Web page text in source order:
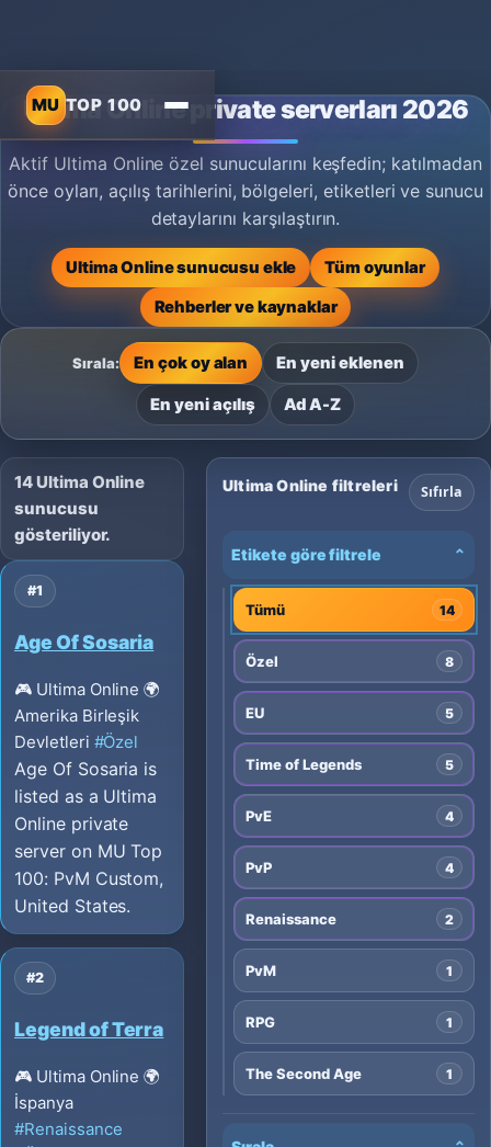
MU TOP 100
Ultima Online private serverları 2026
Aktif Ultima Online özel sunucularını keşfedin; katılmadan
önce oyları, açılış tarihlerini, bölgeleri, etiketleri ve sunucu
detaylarını karşılaştırın.
Ultima Online sunucusu ekle
Tüm oyunlar
Rehberler ve kaynaklar
Sırala: En çok oy alan En yeni eklenen
En yeni açılış Ad A-Z
14 Ultima Online
sunucusu
gösteriliyor.
#1
Age Of Sosaria
🎮 Ultima Online 🌍
Amerika Birleşik
Devletleri #Özel
Age Of Sosaria is
listed as a Ultima
Online private
server on MU Top
100: PvM Custom,
United States.
#2
Legend of Terra
🎮 Ultima Online 🌍
İspanya
#Renaissance
Ultima Online filtreleri Sıfırla
Etikete göre filtrele ⌄
Tümü 14
Özel 8
EU 5
Time of Legends 5
PvE 4
PvP 4
Renaissance 2
PvM 1
RPG 1
The Second Age 1